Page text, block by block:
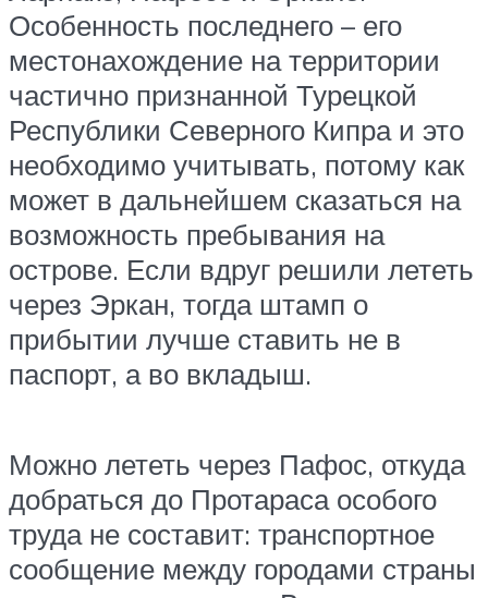
Особенность последнего – его
местонахождение на территории
частично признанной Турецкой
Республики Северного Кипра и это
необходимо учитывать, потому как
может в дальнейшем сказаться на
возможность пребывания на
острове. Если вдруг решили лететь
через Эркан, тогда штамп о
прибытии лучше ставить не в
паспорт, а во вкладыш.
Можно лететь через Пафос, откуда
добраться до Протараса особого
труда не составит: транспортное
сообщение между городами страны